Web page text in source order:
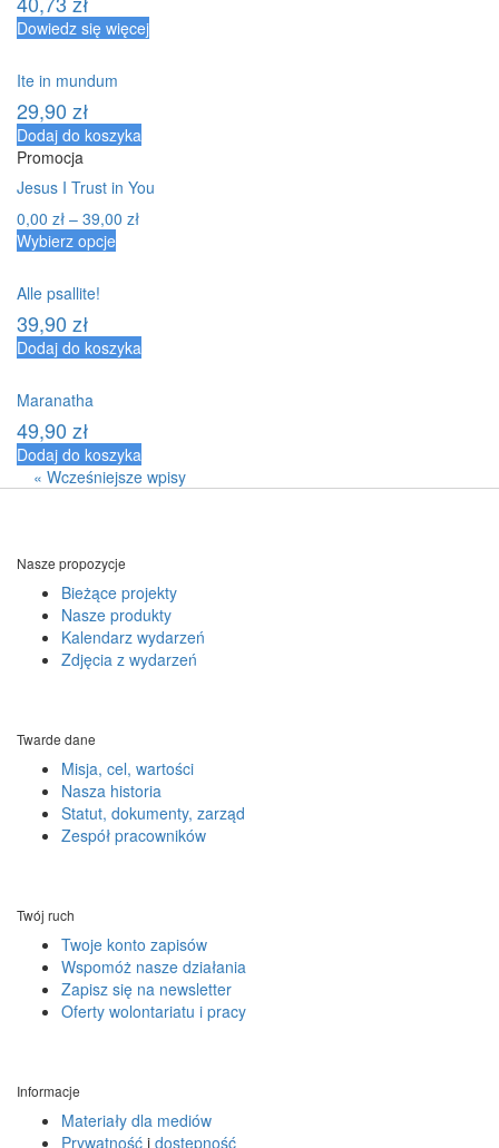
Dowiedz się więcej
Ite in mundum
29,90 zł
Dodaj do koszyka
Promocja
Jesus I Trust in You
0,00 zł – 39,00 zł
Wybierz opcje
Alle psallite!
39,90 zł
Dodaj do koszyka
Maranatha
49,90 zł
Dodaj do koszyka
« Wcześniejsze wpisy
Nasze propozycje
Bieżące projekty
Nasze produkty
Kalendarz wydarzeń
Zdjęcia z wydarzeń
Twarde dane
Misja, cel, wartości
Nasza historia
Statut, dokumenty, zarząd
Zespół pracowników
Twój ruch
Twoje konto zapisów
Wspomóż nasze działania
Zapisz się na newsletter
Oferty wolontariatu i pracy
Informacje
Materiały dla mediów
Prywatność i dostępność